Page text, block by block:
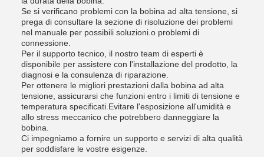
Se si verificano problemi con la bobina ad alta tensione, si
prega di consultare la sezione di risoluzione dei problemi
nel manuale per possibili soluzioni.o problemi di
connessione.
Per il supporto tecnico, il nostro team di esperti è
disponibile per assistere con l'installazione del prodotto, la
diagnosi e la consulenza di riparazione.
Per ottenere le migliori prestazioni dalla bobina ad alta
tensione, assicurarsi che funzioni entro i limiti di tensione e
temperatura specificati.Evitare l'esposizione all'umidità e
allo stress meccanico che potrebbero danneggiare la
bobina.
Ci impegniamo a fornire un supporto e servizi di alta qualità
per soddisfare le vostre esigenze.